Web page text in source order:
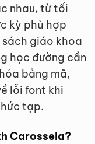
nhau, từ tối
kỳ phù hợp
giáo khoa
học đường cần
bảng mã,
lỗi font khi
tạp.
Carossela?